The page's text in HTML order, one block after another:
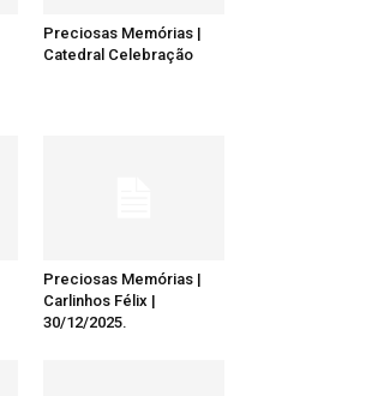
Preciosas Memórias |
Catedral Celebração
Preciosas Memórias |
Carlinhos Félix |
30/12/2025.